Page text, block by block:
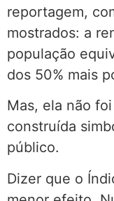
reportagem,
mostrados: a
população
dos 50% mais
Mas, ela não foi
construída
público.
Dizer que o